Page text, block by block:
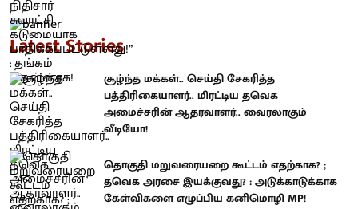
Latest Stories
சூழ்ந்த மக்கள்.. செய்தி சேகரித்த
பத்திரிகையாளர்.. மிரட்டிய தவெக
அமைச்சரின் ஆதரவாளர்.. வைரலாகும்
வீடியோ!
தொகுதி மறுவரையறை கூட்டம் எதற்காக? ;
தவெக அரசை இயக்குவது? : அடுக்காடுக்காக
கேள்விகளை எழுப்பிய கனிமொழி MP!